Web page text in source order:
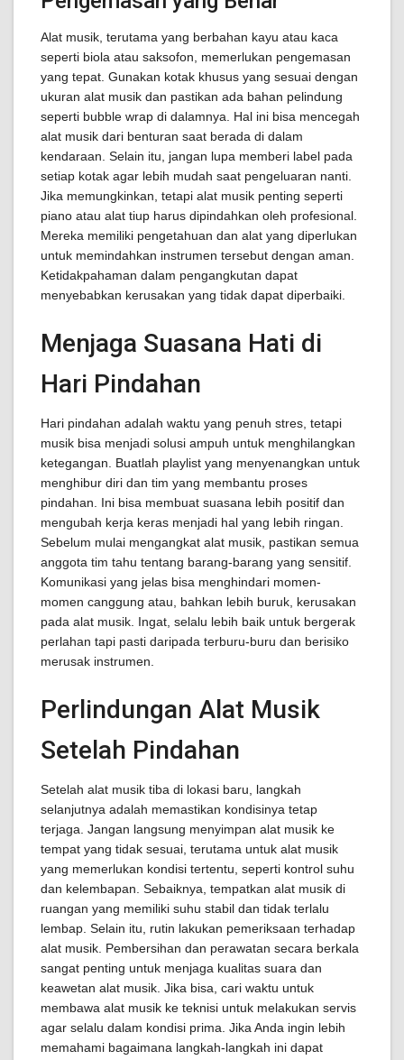
Alat musik, terutama yang berbahan kayu atau kaca
seperti biola atau saksofon, memerlukan pengemasan
yang tepat. Gunakan kotak khusus yang sesuai dengan
ukuran alat musik dan pastikan ada bahan pelindung
seperti bubble wrap di dalamnya. Hal ini bisa mencegah
alat musik dari benturan saat berada di dalam
kendaraan. Selain itu, jangan lupa memberi label pada
setiap kotak agar lebih mudah saat pengeluaran nanti.
Jika memungkinkan, tetapi alat musik penting seperti
piano atau alat tiup harus dipindahkan oleh profesional.
Mereka memiliki pengetahuan dan alat yang diperlukan
untuk memindahkan instrumen tersebut dengan aman.
Ketidakpahaman dalam pengangkutan dapat
menyebabkan kerusakan yang tidak dapat diperbaiki.
Menjaga Suasana Hati di
Hari Pindahan
Hari pindahan adalah waktu yang penuh stres, tetapi
musik bisa menjadi solusi ampuh untuk menghilangkan
ketegangan. Buatlah playlist yang menyenangkan untuk
menghibur diri dan tim yang membantu proses
pindahan. Ini bisa membuat suasana lebih positif dan
mengubah kerja keras menjadi hal yang lebih ringan.
Sebelum mulai mengangkat alat musik, pastikan semua
anggota tim tahu tentang barang-barang yang sensitif.
Komunikasi yang jelas bisa menghindari momen-
momen canggung atau, bahkan lebih buruk, kerusakan
pada alat musik. Ingat, selalu lebih baik untuk bergerak
perlahan tapi pasti daripada terburu-buru dan berisiko
merusak instrumen.
Perlindungan Alat Musik
Setelah Pindahan
Setelah alat musik tiba di lokasi baru, langkah
selanjutnya adalah memastikan kondisinya tetap
terjaga. Jangan langsung menyimpan alat musik ke
tempat yang tidak sesuai, terutama untuk alat musik
yang memerlukan kondisi tertentu, seperti kontrol suhu
dan kelembapan. Sebaiknya, tempatkan alat musik di
ruangan yang memiliki suhu stabil dan tidak terlalu
lembap. Selain itu, rutin lakukan pemeriksaan terhadap
alat musik. Pembersihan dan perawatan secara berkala
sangat penting untuk menjaga kualitas suara dan
keawetan alat musik. Jika bisa, cari waktu untuk
membawa alat musik ke teknisi untuk melakukan servis
agar selalu dalam kondisi prima. Jika Anda ingin lebih
memahami bagaimana langkah-langkah ini dapat